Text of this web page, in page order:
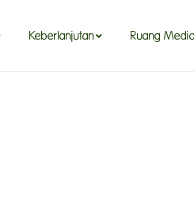
Keberlanjutan Ruang Media